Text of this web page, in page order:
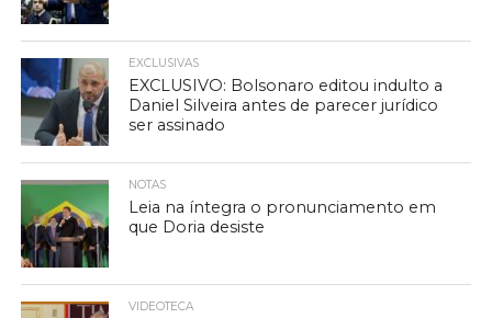
EXCLUSIVAS
EXCLUSIVO: Bolsonaro editou indulto a
Daniel Silveira antes de parecer jurídico
ser assinado
NOTAS
Leia na íntegra o pronunciamento em
que Doria desiste
VIDEOTECA